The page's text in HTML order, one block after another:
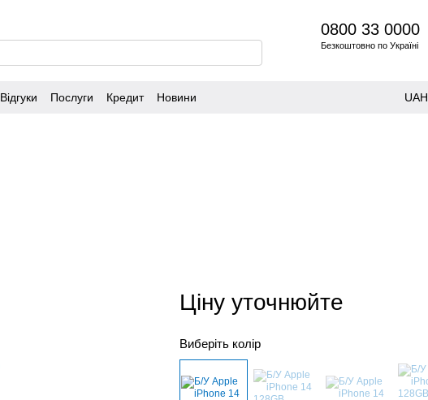
0800 33 0000
Безкоштовно по Україні
Відгуки Послуги Кредит Новини UAH
Ціну уточнюйте
Виберіть колір